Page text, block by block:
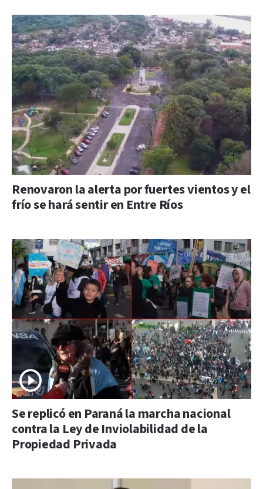
Renovaron la alerta por fuertes vientos y el
frío se hará sentir en Entre Ríos
Se replicó en Paraná la marcha nacional
contra la Ley de Inviolabilidad de la
Propiedad Privada